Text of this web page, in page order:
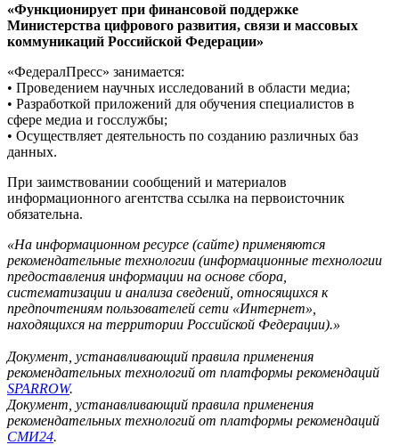
«Функционирует при финансовой поддержке
Министерства цифрового развития, связи и массовых
коммуникаций Российской Федерации»
«ФедералПресс» занимается:
• Проведением научных исследований в области медиа;
• Разработкой приложений для обучения специалистов в
сфере медиа и госслужбы;
• Осуществляет деятельность по созданию различных баз
данных.
При заимствовании сообщений и материалов
информационного агентства ссылка на первоисточник
обязательна.
«На информационном ресурсе (сайте) применяются
рекомендательные технологии (информационные технологии
предоставления информации на основе сбора,
систематизации и анализа сведений, относящихся к
предпочтениям пользователей сети «Интернет»,
находящихся на территории Российской Федерации).»
Документ, устанавливающий правила применения
рекомендательных технологий от платформы рекомендаций
SPARROW.
Документ, устанавливающий правила применения
рекомендательных технологий от платформы рекомендаций
СМИ24.